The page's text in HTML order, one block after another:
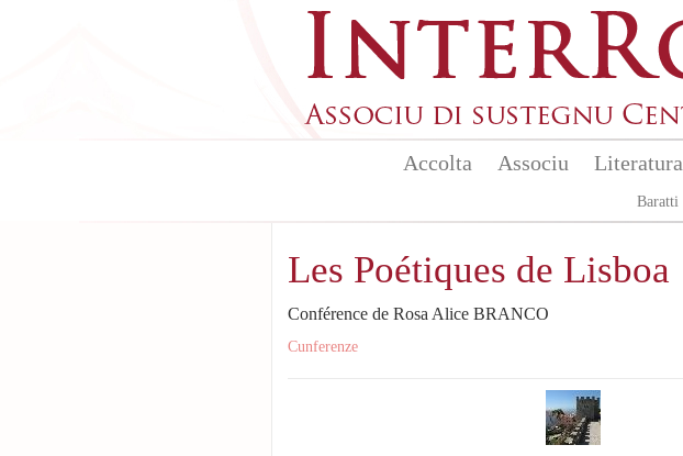
Accolta Associu Literatura
Baratti
Les Poétiques de Lisboa
Conférence de Rosa Alice BRANCO
Cunferenze